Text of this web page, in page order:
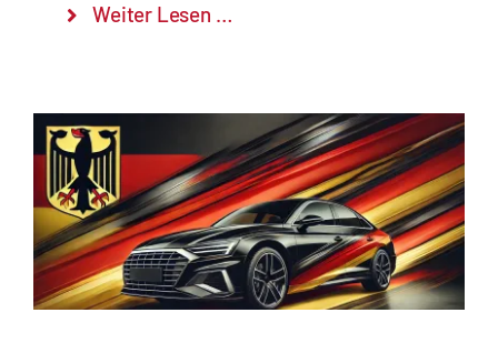
Weiter Lesen …